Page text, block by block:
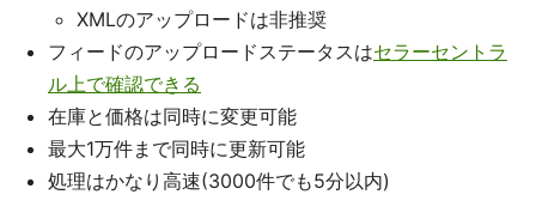
XMLのアップロードは非推奨
フィードのアップロードステータスはセラーセントラ
ル上で確認できる
在庫と価格は同時に変更可能
最大1万件まで同時に更新可能
処理はかなり高速(3000件でも5分以内)